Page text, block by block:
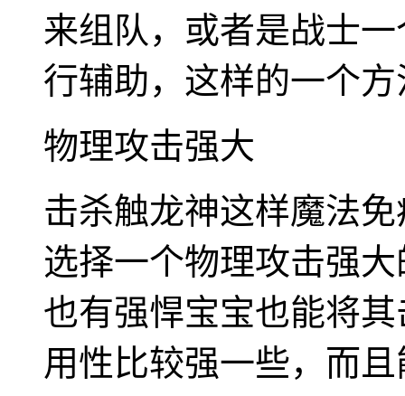
来组队，或者是战士
行辅助，这样的一个
物理攻击强大
击杀触龙神这样魔法
选择一个物理攻击强
也有强悍宝宝也能将
用性比较强一些，而